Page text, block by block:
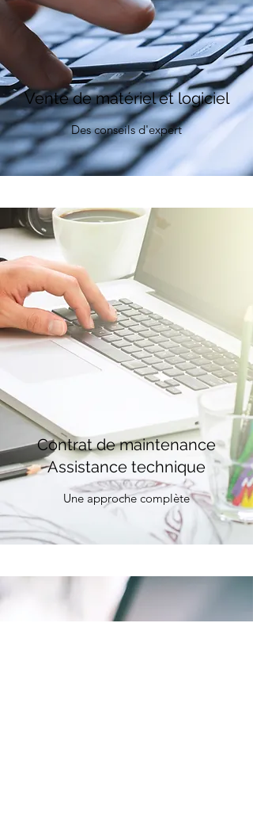
Vente de matériel et logiciel
Des conseils d'expert
Contrat de maintenance
Assistance technique
Une approche complète